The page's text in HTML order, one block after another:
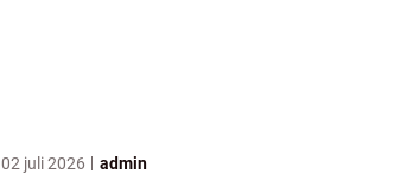
02 juli 2026 admin